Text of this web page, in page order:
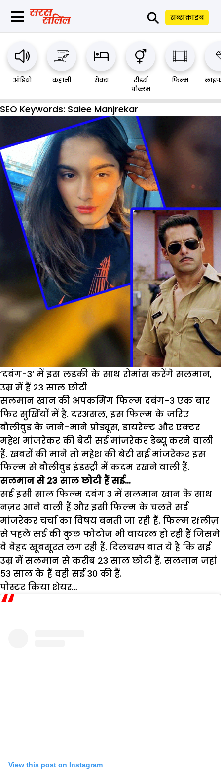
⚲ सब्सक्राइब
ऑडियो कहानी सेक्स
रीडर्स
प्रौब्लम
फिल्म
SEO Keywords: Saiee Manjrekar
‘दबंग-3’ में इस लड़की के साथ रोमांस करेंगे सलमान,
उम्र में हैं 23 साल छोटी
सलमान खान की अपकमिंग फिल्म दबंग-3 एक बार
फिर सुर्खियों में है. दरअसल, इस फिल्म के जरिए
बौलीवुड के जाने-माने प्रोड्यूस, डायरेक्ट और एक्टर
महेश मांजरेकर की बेटी सई मांजरेकर डेब्यू करने वाली
हैं. खबरों की माने तो महेश की बेटी सई मांजरेकर इस
फिल्म से बौलीवुड इंडस्ट्री में कदम रखने वाली हैं.
सलमान से 23 साल छोटी हैं सई…
सई इसी साल फिल्म दबंग 3 में सलमान खान के साथ
नज़र आने वाली हैं और इसी फिल्म के चलते सई
मांजरेकर चर्चा का विषय बनती जा रही हैं. फिल्म रfलीज़
से पहले सई की कुछ फोटोज भी वायरल हो रही हैं जिसमे
वे बेहद खूबसूरत लग रही हैं. दिलचस्प बात ये है कि सई
उम्र में सलमान से करीब 23 साल छोटी हैं. सलमान जहां
53 साल के हैं वही सई 30 की हैं.
पोस्टर किया शेयर…
View this post on Instagram